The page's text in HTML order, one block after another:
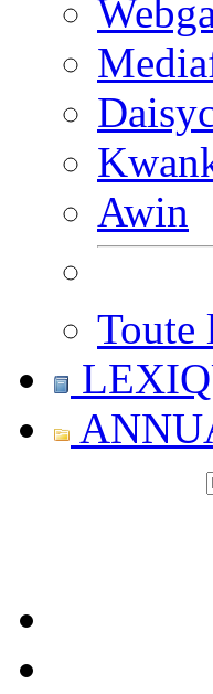
Awin
Toute